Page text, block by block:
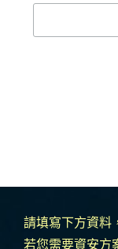
請填寫下方資料
若您需要資安方